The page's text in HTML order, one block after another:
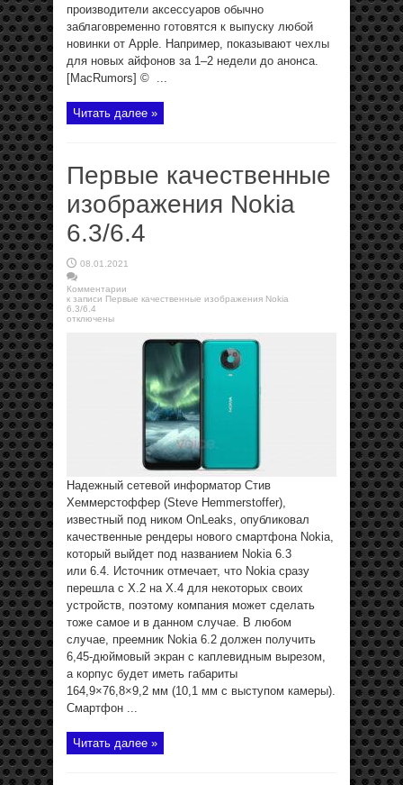
производители аксессуаров обычно
заблаговременно готовятся к выпуску любой
новинки от Apple. Например, показывают чехлы
для новых айфонов за 1–2 недели до анонса.
[MacRumors] © ...
Читать далее »
Первые качественные
изображения Nokia
6.3/6.4
08.01.2021
Комментарии
к записи Первые качественные изображения Nokia
6.3/6.4
отключены
Надежный сетевой информатор Стив
Хеммерстоффер (Steve Hemmerstoffer),
известный под ником OnLeaks, опубликовал
качественные рендеры нового смартфона Nokia,
который выйдет под названием Nokia 6.3
или 6.4. Источник отмечает, что Nokia сразу
перешла с X.2 на X.4 для некоторых своих
устройств, поэтому компания может сделать
тоже самое и в данном случае. В любом
случае, преемник Nokia 6.2 должен получить
6,45-дюймовый экран с каплевидным вырезом,
а корпус будет иметь габариты
164,9×76,8×9,2 мм (10,1 мм с выступом камеры).
Смартфон ...
Читать далее »